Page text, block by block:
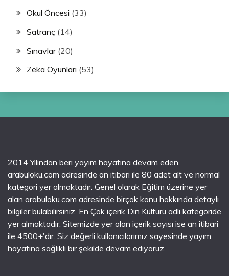
Okul Öncesi (33)
Satranç (14)
Sınavlar(20)
Zeka Oyunları (53)
2014 Yılından beri yayım hayatına devam eden
arabuloku.com adresinde an itibari ile 80 adet alt ve normal
kategori yer almaktadır. Genel olarak Eğitim üzerine yer
alan arabuloku.com adresinde birçok konu hakkında detaylı
bilgiler bulabilirsiniz. En Çok içerik Din Kültürü adlı kategoride
yer almaktadır. Sitemizde yer alan içerik sayısı ise an itibari
ile 4500+'dır. Siz değerli kullanıcılarımız sayesinde yayım
hayatına sağlıklı bir şekilde devam ediyoruz.